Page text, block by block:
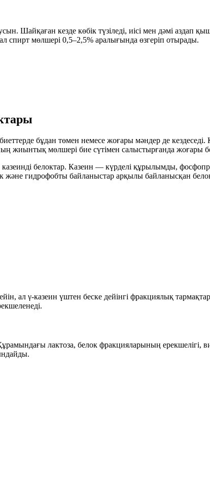
Шайқаған кезде көбік түзіледі, иісі мен дәмі
спирт мөлшері 0,5–2,5% аралығында өзгеріп отырады.
бұдан төмен немесе жоғары мәндер де
жиынтық мөлшері бие сүтімен салыстырғанда жоғары
белоктар. Казеин — күрделі құрылымды,
гидрофобты байланыстар арқылы байланысқан белок
ал γ-казеин үштен беске дейінгі фракциялық
лактоза, белок фракцияларының